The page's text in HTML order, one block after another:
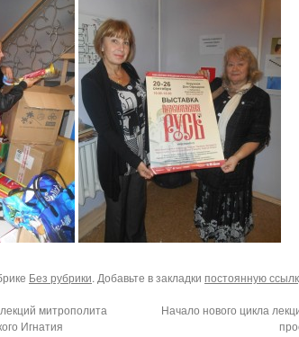
Без рубрики. Добавьте в закладки постоянную
митрополита
Игнатия
Начало нового цикла